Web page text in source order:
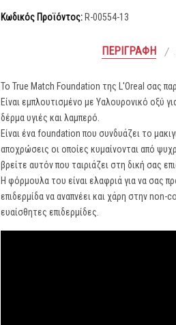
Κωδικός Προϊόντος: R-00554-13
ΠΕΡΙΓΡΑΦΉ
Το True Match Foundation της L'Oreal σας
Είναι εμπλουτισμένο με Υαλουρονικό οξύ
δέρμα υγιές και λαμπερό.
Είναι ένα foundation που συνδυάζει το
αποχρώσεις οι οποίες κυμαίνονται από
βρείτε αυτόν που ταιριάζει στη δική σας
Η φόρμουλα του είναι ελαφριά για να σας
επιδερμίδα να αναπνέει και χάρη στην
ευαίσθητες επιδερμίδες.